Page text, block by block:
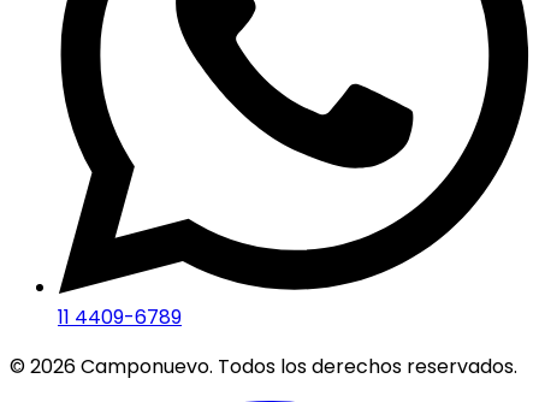
11 4409-6789
©2026Camponuevo. Todos los derechos reservados.